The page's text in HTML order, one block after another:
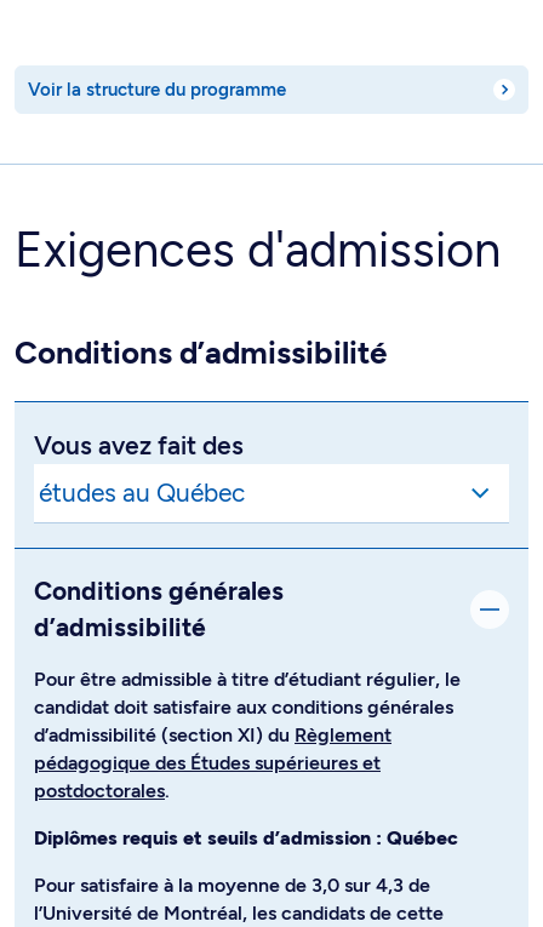
Voir la structure du programme
Exigences d'admission
Conditions d’admissibilité
Vous avez fait des
Conditions générales
d’admissibilité
Pour être admissible à titre d’étudiant régulier, le
candidat doit satisfaire aux conditions générales
d’admissibilité (section XI) du Règlement
pédagogique des Études supérieures et
postdoctorales.
Diplômes requis et seuils d’admission : Québec
Pour satisfaire à la moyenne de 3,0 sur 4,3 de
l’Université de Montréal, les candidats de cette